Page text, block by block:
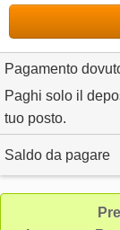
Pagamento
Paghi solo il
tuo posto.
Saldo da pagare